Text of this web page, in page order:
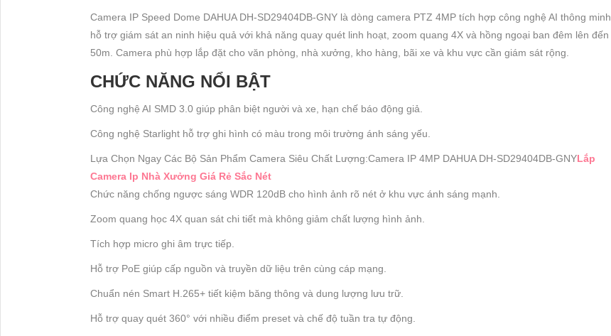
Camera IP Speed Dome DAHUA DH-SD29404DB-GNY là dòng camera PTZ 4MP tích hợp công nghệ AI thông minh,
hỗ trợ giám sát an ninh hiệu quả với khả năng quay quét linh hoạt, zoom quang 4X và hồng ngoại ban đêm lên đến
50m. Camera phù hợp lắp đặt cho văn phòng, nhà xưởng, kho hàng, bãi xe và khu vực cần giám sát rộng.
CHỨC NĂNG NỔI BẬT
Công nghệ AI SMD 3.0 giúp phân biệt người và xe, hạn chế báo động giả.
Công nghệ Starlight hỗ trợ ghi hình có màu trong môi trường ánh sáng yếu.
Lựa Chọn Ngay Các Bộ Sản Phẩm Camera Siêu Chất Lượng:Camera IP 4MP DAHUA DH-SD29404DB-GNYLắp
Camera Ip Nhà Xưởng Giá Rẻ Sắc Nét
Chức năng chống ngược sáng WDR 120dB cho hình ảnh rõ nét ở khu vực ánh sáng mạnh.
Zoom quang học 4X quan sát chi tiết mà không giảm chất lượng hình ảnh.
Tích hợp micro ghi âm trực tiếp.
Hỗ trợ PoE giúp cấp nguồn và truyền dữ liệu trên cùng cáp mạng.
Chuẩn nén Smart H.265+ tiết kiệm băng thông và dung lượng lưu trữ.
Hỗ trợ quay quét 360° với nhiều điểm preset và chế độ tuần tra tự động.